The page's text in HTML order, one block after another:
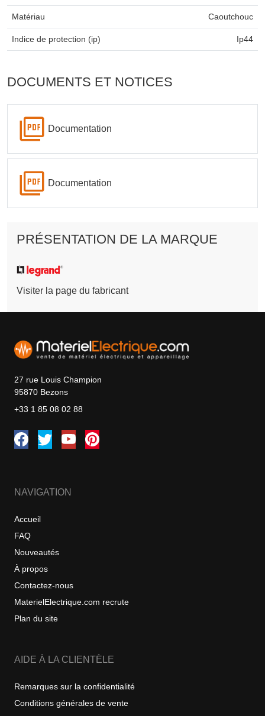
Matériau Caoutchouc
Indice de protection (ip) Ip44
DOCUMENTS ET NOTICES
Documentation
Documentation
PRÉSENTATION DE LA MARQUE
Visiter la page du fabricant
27 rue Louis Champion
95870 Bezons
+33 1 85 08 02 88
NAVIGATION
Accueil
FAQ
Nouveautés
À propos
Contactez-nous
MaterielElectrique.com recrute
Plan du site
AIDE À LA CLIENTÈLE
Remarques sur la confidentialité
Conditions générales de vente